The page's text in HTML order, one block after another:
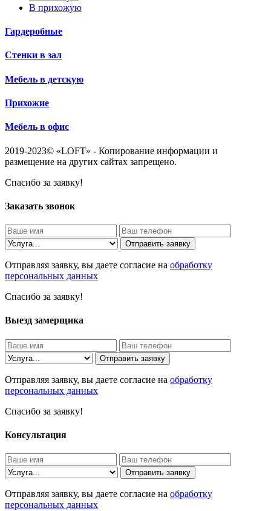
В прихожую
Гардеробные
Стенки в зал
Мебель в детскую
Прихожие
Мебель в офис
2019-2023© «LOFT» - Копирование информации и
размещение на других сайтах запрещено.
Спасибо за заявку!
Заказать звонок
Отправить заявку
Отправляя заявку, вы даете согласие на обработку
персональных данных
Спасибо за заявку!
Выезд замерщика
Отправить заявку
Отправляя заявку, вы даете согласие на обработку
персональных данных
Спасибо за заявку!
Консультация
Отправить заявку
Отправляя заявку, вы даете согласие на обработку
персональных данных